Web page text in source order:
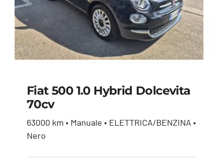
Fiat 500 1.0 hybrid
12.900,00€
Fiat 500 1.0 Hybrid Dolcevita
70cv
63000 km • Manuale • ELETTRICA/BENZINA •
Nero